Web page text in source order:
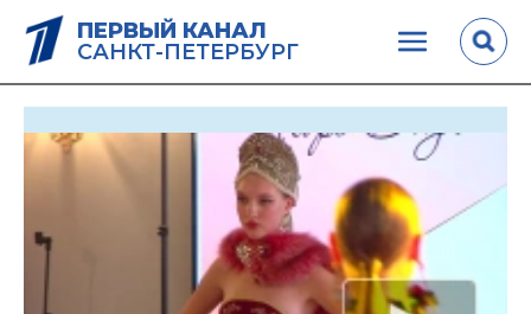
ПЕРВЫЙ КАНАЛ
САНКТ-ПЕТЕРБУРГ